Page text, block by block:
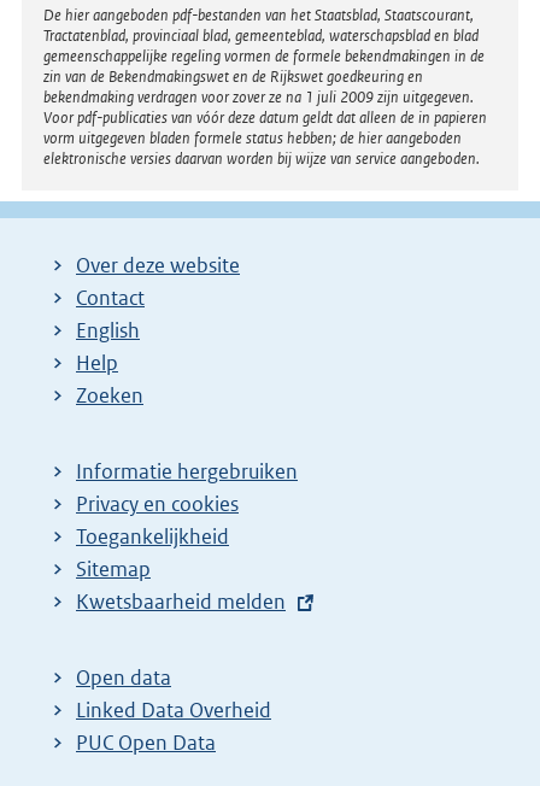
Disclaimer
De hier aangeboden pdf-bestanden van het Staatsblad, Staatscourant,
Tractatenblad, provinciaal blad, gemeenteblad, waterschapsblad en blad
gemeenschappelijke regeling vormen de formele bekendmakingen in de
zin van de Bekendmakingswet en de Rijkswet goedkeuring en
bekendmaking verdragen voor zover ze na 1 juli 2009 zijn uitgegeven.
Voor pdf-publicaties van vóór deze datum geldt dat alleen de in papieren
vorm uitgegeven bladen formele status hebben; de hier aangeboden
elektronische versies daarvan worden bij wijze van service aangeboden.
Over deze website
Contact
English
Help
Zoeken
Informatie hergebruiken
Privacy en cookies
Toegankelijkheid
Sitemap
E
t
e
r
Kwetsbaarheid melden
Open data
Linked Data Overheid
PUC Open Data